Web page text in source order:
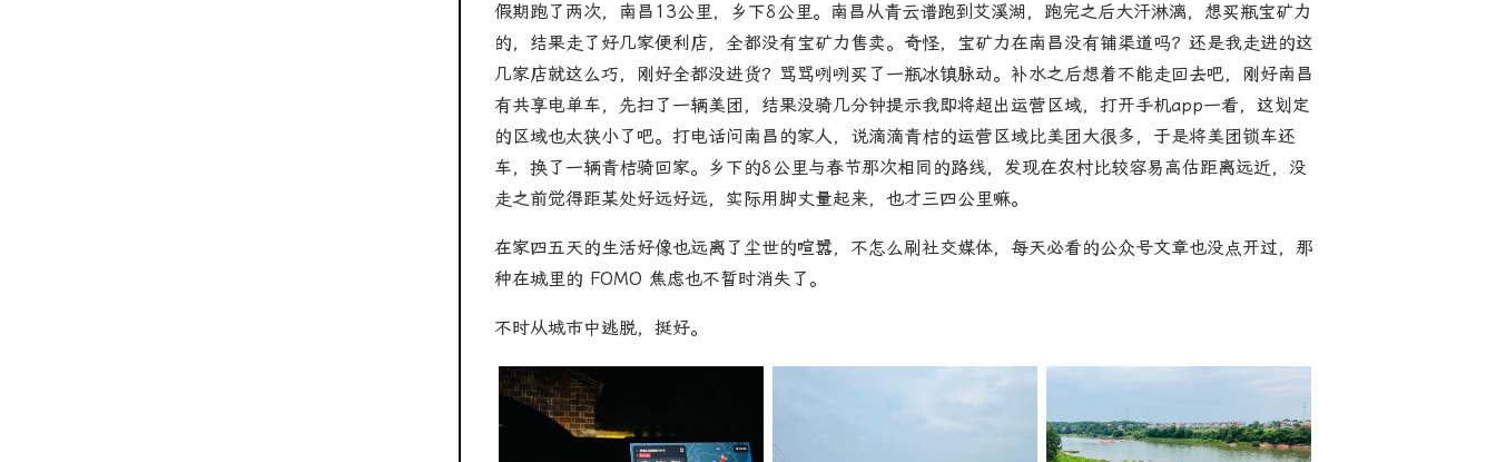
假期跑了两次，南昌13公里，乡下8公里。南昌从青云谱跑到艾溪湖，跑完之后大汗淋漓，想买瓶宝矿力
的，结果走了好几家便利店，全都没有宝矿力售卖。奇怪，宝矿力在南昌没有铺渠道吗？还是我走进的这
几家店就这么巧，刚好全都没进货？骂骂咧咧买了一瓶冰镇脉动。补水之后想着不能走回去吧，刚好南昌
有共享电单车，先扫了一辆美团，结果没骑几分钟提示我即将超出运营区域，打开手机app一看，这划定
的区域也太狭小了吧。打电话问南昌的家人，说滴滴青桔的运营区域比美团大很多，于是将美团锁车还
车，换了一辆青桔骑回家。乡下的8公里与春节那次相同的路线，发现在农村比较容易高估距离远近，没
走之前觉得距某处好远好远，实际用脚丈量起来，也才三四公里嘛。
在家四五天的生活好像也远离了尘世的喧嚣，不怎么刷社交媒体，每天必看的公众号文章也没点开过，那
种在城里的 FOMO 焦虑也不暂时消失了。
不时从城市中逃脱，挺好。